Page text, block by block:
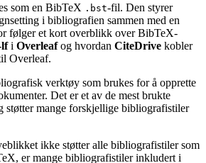
som en BibTeX .bst-fil. Den styrer
i bibliografien sammen med en
følger et kort overblikk over BibTeX-
lfi Overleafog hvordan CiteDrive kobler
Overleaf.
verktøy som brukes for å opprette
Det er et av de mest brukte
støtter mange forskjellige bibliografistiler
ikke støtter alle bibliografistiler som
er mange bibliografistiler inkludert i